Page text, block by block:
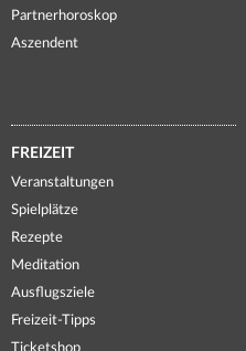
Partnerhoroskop
Aszendent
FREIZEIT
Veranstaltungen
Spielplätze
Rezepte
Meditation
Ausflugsziele
Freizeit-Tipps
Ticketshop